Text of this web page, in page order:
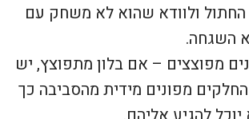
ולוודא שהוא לא משחק עם
השגחה.
מפוצצים – אם בלון מתפוצץ, יש
מפונים מידית מהסביבה כך